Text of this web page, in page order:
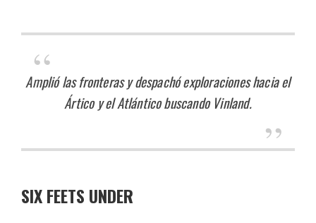
Amplió las fronteras y despachó exploraciones hacia el
Ártico y el Atlántico buscando Vinland.
SIX FEETS UNDER